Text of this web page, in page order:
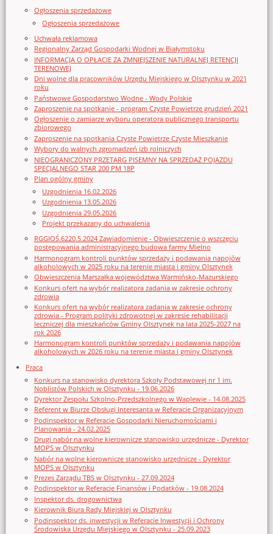
Ogłoszenia sprzedażowe
Ogłoszenia sprzedażowe
Uchwała reklamowa
Regionalny Zarząd Gospodarki Wodnej w Białymstoku
INFORMACJA O OPŁACIE ZA ZMNIEJSZENIE NATURALNEJ RETENCJI
TERENOWEJ
Dni wolne dla pracowników Urzędu Miejskiego w Olsztynku w 2021
roku
Państwowe Gospodarstwo Wodne - Wody Polskie
Zaproszenie na spotkanie - program Czyste Powietrze grudzień 2021
Ogłoszenie o zamiarze wyboru operatora publicznego transportu
zbiorowego
Zaproszenie na spotkania Czyste Powietrze Czyste Mieszkanie
Wybory do walnych zgromadzeń izb rolniczych
NIEOGRANICZONY PRZETARG PISEMNY NA SPRZEDAŻ POJAZDU
SPECJALNEGO STAR 200 PM 18P
Plan ogólny gminy
Uzgodnienia 16.02.2026
Uzgodnienia 13.05.2026
Uzgodnienia 29.05.2026
Projekt przekazany do uchwalenia
RGGIOŚ.6220.5.2024 Zawiadomienie - Obwieszczenie o wszczęciu
postępowania administracyjnego budowa farmy Mielno
Harmonogram kontroli punktów sprzedaży i podawania napojów
alkoholowych w 2025 roku na terenie miasta i gminy Olsztynek
Obwieszczenia Marszałka województwa Warmińsko-Mazurskiego
Konkurs ofert na wybór realizatora zadania w zakresie ochrony
zdrowia
Konkurs ofert na wybór realizatora zadania w zakresie ochrony
zdrowia - Program polityki zdrowotnej w zakresie rehabilitacji
leczniczej dla mieszkańców Gminy Olsztynek na lata 2025-2027 na
rok 2026
Harmonogram kontroli punktów sprzedaży i podawania napojów
alkoholowych w 2026 roku na terenie miasta i gminy Olsztynek
Praca
Konkurs na stanowisko dyrektora Szkoły Podstawowej nr 1 im.
Noblistów Polskich w Olsztynku - 19.06.2026
Dyrektor Zespołu Szkolno-Przedszkolnego w Waplewie - 14.08.2025
Referent w Biurze Obsługi Interesanta w Referacie Organizacyjnym
Podinspektor w Referacie Gospodarki Nieruchomościami i
Planowania - 24.02.2025
Drugi nabór na wolne kierownicze stanowisko urzędnicze - Dyrektor
MOPS w Olsztynku
Nabór na wolne kierownicze stanowisko urzędnicze - Dyrektor
MOPS w Olsztynku
Prezes Zarządu TBS w Olsztynku - 27.09.2024
Podinspektor w Referacie Finansów i Podatków - 19.08.2024
Inspektor ds. drogownictwa
Kierownik Biura Rady Miejskiej w Olsztynku
Podinspektor ds. inwestycji w Referacie Inwestycji i Ochrony
Środowiska Urzędu Miejskiego w Olsztynku - 25.09.2023